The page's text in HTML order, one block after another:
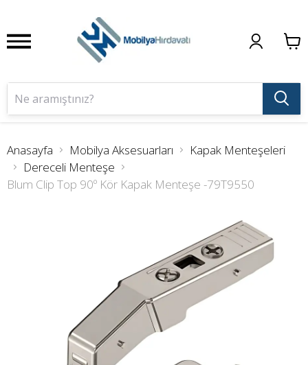
Anasayfa Mobilya Aksesuarları
Kapak Menteşeleri
Dereceli Menteşe
Blum Clip Top 90º Kör Kapak Menteşe -79T9550